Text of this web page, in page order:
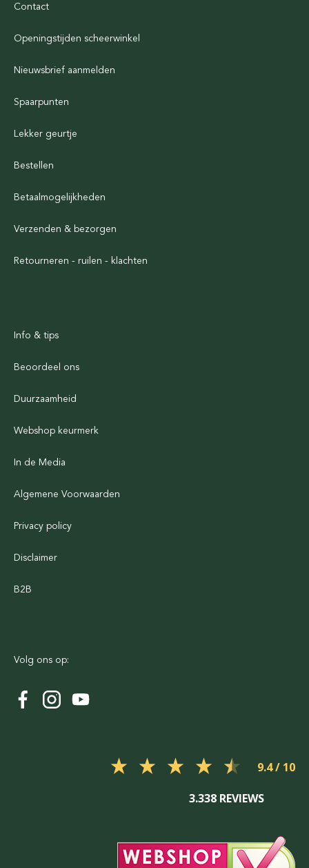
Contact
Openingstijden scheerwinkel
Nieuwsbrief aanmelden
Spaarpunten
Lekker geurtje
Bestellen
Betaalmogelijkheden
Verzenden & bezorgen
Retourneren - ruilen - klachten
Info & tips
Beoordeel ons
Duurzaamheid
Webshop keurmerk
In de Media
Algemene Voorwaarden
Privacy policy
Disclaimer
B2B
Volg ons op:
9.4
3.338 REVIEWS